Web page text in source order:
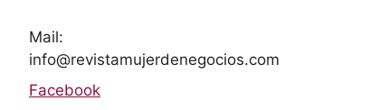
Mail:
info@revistamujerdenegocios.com
Facebook